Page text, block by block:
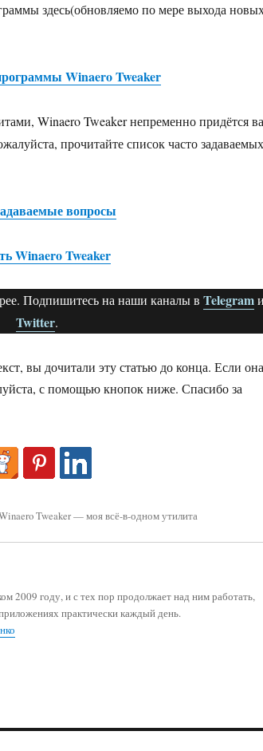
здесь(обновляемо по мере выхода
Winaero Tweaker
Winaero Tweaker непременно придётся
прочитайте список часто задаваемых
вопросы
Winaero Tweaker
Подпишитесь на наши каналы в Telegram
Twitter.
вы дочитали эту статью до конца. Если она
с помощью кнопок ниже. Спасибо за
Tweaker — моя всё-в-одном утилита
2009 году, и с тех пор продолжает над ним работать,
практически каждый день.